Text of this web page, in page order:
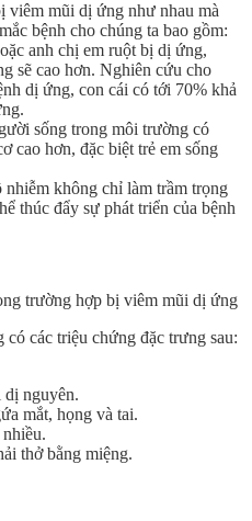
viêm mũi dị ứng như nhau mà
bệnh cho chúng ta bao gồm:
anh chị em ruột bị dị ứng,
sẽ cao hơn. Nghiên cứu cho
dị ứng, con cái có tới 70% khả
sống trong môi trường có
cao hơn, đặc biệt trẻ em sống
không chỉ làm trầm trọng
thúc đẩy sự phát triển của bệnh
trường hợp bị viêm mũi dị ứng
các triệu chứng đặc trưng sau:
nguyên.
mắt, họng và tai.
thở bằng miệng.